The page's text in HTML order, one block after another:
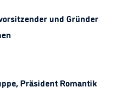
und Gründer
Präsident Romantik